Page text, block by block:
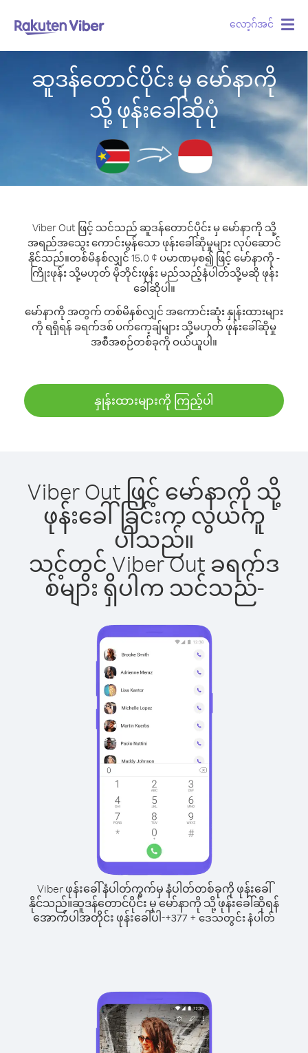
လော့ဂ်အင်
ဆူဒန်တောင်ပိုင်း မှ မော်နာကို
သို့ ဖုန်းခေါ်ဆိုပုံ
Viber Out ဖြင့် သင်သည် ဆူဒန်တောင်ပိုင်း မှ မော်နာကို သို့
အရည်အသွေး ကောင်းမွန်သော ဖုန်းခေါ်ဆိုမှုများ လုပ်ဆောင်
နိုင်သည်။တစ်မိနစ်လျှင် 15.0 ¢ ပမာဏမှစ၍ ဖြင့် မော်နာကို -
ကြိုးဖုန်း သို့မဟုတ် မိုဘိုင်းဖုန်း မည်သည့်နံပါတ်သို့မဆို ဖုန်း
ခေါ်ဆိုပါ။
မော်နာကို အတွက် တစ်မိနစ်လျှင် အကောင်းဆုံး နှုန်းထားများ
ကို ရရှိရန် ခရက်ဒစ် ပက်ကေ့ချ်များ သို့မဟုတ် ဖုန်းခေါ်ဆိုမှု
အစီအစဉ်တစ်ခုကို ဝယ်ယူပါ။
နှုန်းထားများကို ကြည့်ပါ
Viber Out ဖြင့် မော်နာကို သို့
ဖုန်းခေါ်ခြင်းက လွယ်ကူ
ပါသည်။
သင့်တွင် Viber Out ခရက်ဒ
စ်များ ရှိပါက သင်သည်-
Viber ဖုန်းခေါ်နံပါတ်ကွက်မှ နံပါတ်တစ်ခုကို ဖုန်းခေါ်
နိုင်သည်။ဆူဒန်တောင်ပိုင်း မှ မော်နာကို သို့ ဖုန်းခေါ်ဆိုရန်
အောက်ပါအတိုင်း ဖုန်းခေါ်ပါ-+377 +ဒေသတွင်း နံပါတ်